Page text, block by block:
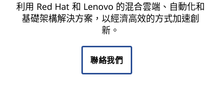
利用 Red Hat 和 Lenovo 的混合雲端、自動化和
基礎架構解決方案，以經濟高效的方式加速創
新。
聯絡我們